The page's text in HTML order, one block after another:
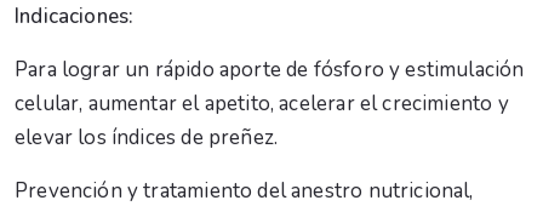
Indicaciones:
Para lograr un rápido aporte de fósforo y estimulación
celular, aumentar el apetito, acelerar el crecimiento y
elevar los índices de preñez.
Prevención y tratamiento del anestro nutricional,